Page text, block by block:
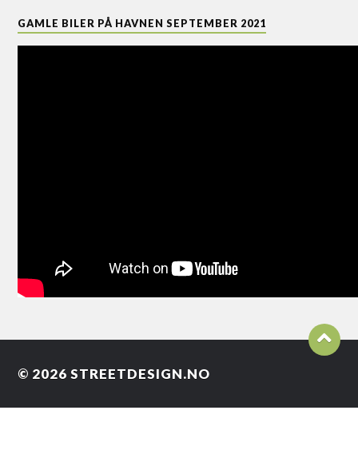
GAMLE BILER PÅ HAVNEN SEPTEMBER 2021
© 2026STREETDESIGN.NO